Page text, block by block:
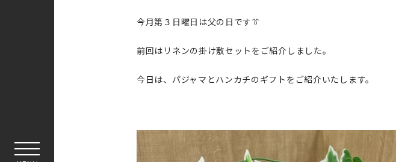
今月第３日曜日は父の日です👔
前回はリネンの掛け敷セットをご紹介しました。
今日は、パジャマとハンカチのギフトをご紹介いたします。